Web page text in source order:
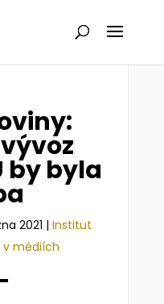
by byla
2021 | Institut
v médiích